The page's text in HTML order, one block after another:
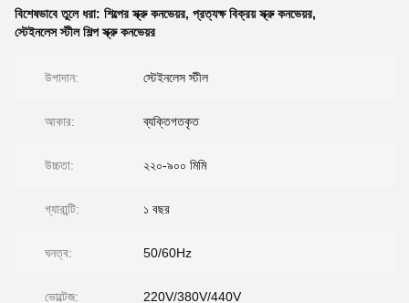
বিশেষভাবে তুলে ধরা: শিল্পের স্ক্রু কনভেয়র, প্রত্যক্ষ বিক্রয় স্ক্রু কনভেয়র,
স্টেইনলেস স্টীল শিল্প স্ক্রু কনভেয়র
উপাদান: স্টেইনলেস স্টীল
আকার: ব্যক্তিগতকৃত
উচ্চতা: ২২০-৯০০ মিমি
গ্যারান্টি: ১ বছর
ঘনত্ব: 50/60Hz
ভোল্টেজ: 220V/380V/440V